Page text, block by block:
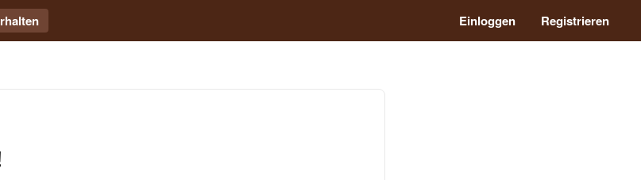
Einloggen Registrieren